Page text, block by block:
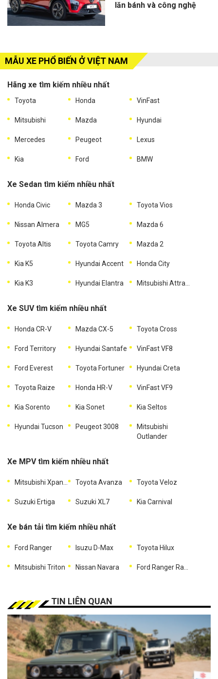
lăn bánh và công nghệ
MẪU XE PHỔ BIẾN Ở VIỆT NAM
Hãng xe tìm kiếm nhiều nhất
Toyota Honda VinFast
Mitsubishi Mazda Hyundai
Mercedes Peugeot Lexus
Kia Ford BMW
Xe Sedan tìm kiếm nhiều nhất
Honda Civic Mazda 3 Toyota Vios
Nissan Almera MG5 Mazda 6
Toyota Altis Toyota Camry Mazda 2
Kia K5 Hyundai Accent Honda City
Kia K3 Hyundai Elantra
Xe SUV tìm kiếm nhiều nhất
Honda CR-V Mazda CX-5 Toyota Cross
Ford Territory Hyundai Santafe VinFast VF8
Ford Everest Toyota Fortuner Hyundai Creta
Toyota Raize Honda HR-V VinFast VF9
Kia Sorento Kia Sonet Kia Seltos
Hyundai Tucson Peugeot 3008
Mitsubishi
Outlander
Xe MPV tìm kiếm nhiều nhất
Toyota Avanza Toyota Veloz
Suzuki Ertiga Suzuki XL7 Kia Carnival
Xe bán tải tìm kiếm nhiều nhất
Ford Ranger Isuzu D-Max Toyota Hilux
Mitsubishi Triton Nissan Navara
TIN LIÊN QUAN